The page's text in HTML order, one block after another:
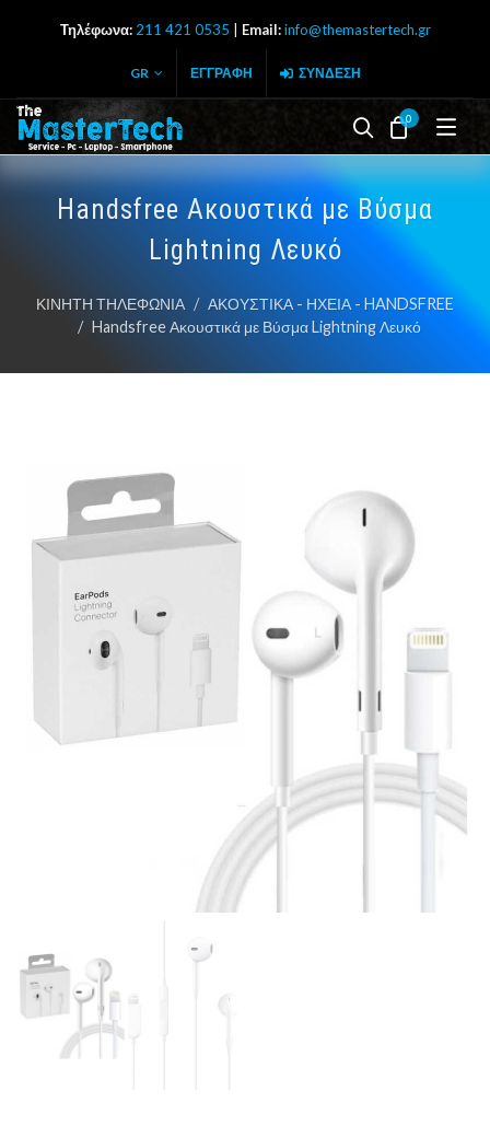
Τηλέφωνα: 211 421 0535 Email: info@themastertech.gr
GR ΕΓΓΡΑΦΉ ΣΎΝΔΕΣΗ
Search
Cart
0
Handsfree Ακουστικά με Βύσμα
Lightning Λευκό
ΚΙΝΗΤΗ ΤΗΛΕΦΩΝΙΑ
ΑΚΟΥΣΤΙΚΑ - ΗΧΕΙΑ - HANDSFREE
Handsfree Ακουστικά με Βύσμα Lightning Λευκό